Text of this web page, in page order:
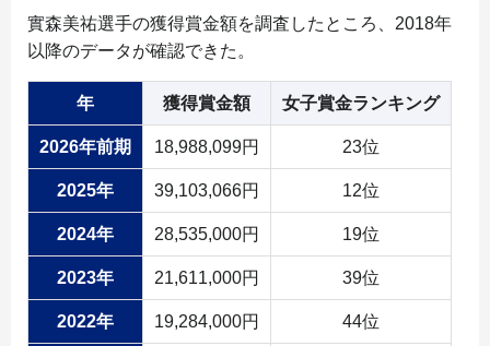
實森美祐選手の獲得賞金額を調査したところ、2018年
以降のデータが確認できた。
年 獲得賞金額 女子賞金ランキング
2026年前期 18,988,099円 23位
2025年 39,103,066円 12位
2024年 28,535,000円 19位
2023年 21,611,000円 39位
2022年 19,284,000円 44位